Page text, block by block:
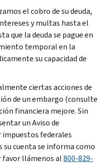
el cobro de su deuda,
y multas hasta el
que la deuda se pague en
temporal en la
su capacidad de
ciertas acciones de
de un embargo (consulte
financiera mejore. Sin
un Aviso de
federales
cuenta se informa como
favor llámenos al800-829-